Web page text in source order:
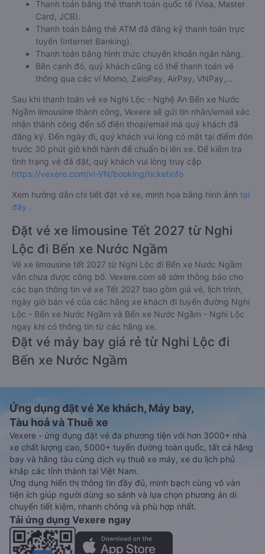
Thanh toán bằng thẻ thanh toán quốc tế (Visa, Master
Card, JCB).
Thanh toán bằng thẻ ATM đã đăng ký thanh toán trực
tuyến (Internet Banking).
Thanh toán bằng hình thức chuyển khoản ngân hàng.
Bên cạnh đó, quý khách cũng có thể thanh toán vé
thông qua các ví Momo, ZaloPay, AirPay, VNPay,…
Sau khi thanh toán vé xe Nghi Lộc - Nghệ An Bến xe Nước
Ngầm limousine thành công, Vexere sẽ gửi tin nhắn/email xác
nhận thành công đến số điện thoại/email mà quý khách đã
đăng ký. Đến ngày đi, quý khách vui lòng có mặt tại điểm đón
trước 30 phút giờ khởi hành để chuẩn bị lên xe. Để kiểm tra
tình trạng vé đã đặt, quý khách vui lòng truy cập
https://vexere.com/vi-VN/booking/ticketinfo
Xem hướng dẫn chi tiết đặt vé xe, minh họa bằng hình ảnh tại
đây .
Đặt vé xe limousine Tết 2027 từ Nghi
Lộc đi Bến xe Nước Ngầm
Vé xe limousine tết 2027 từ Nghi Lộc đi Bến xe Nước Ngầm
vẫn chưa được công bố. Vexere.com sẽ sớm thông báo cho
các bạn thông tin vé xe Tết 2027 bao gồm giá vé, lịch trình,
ngày giờ bán vé của các hãng xe khách đi tuyến đường Nghi
Lộc - Bến xe Nước Ngầm và Bến xe Nước Ngầm - Nghi Lộc
ngay khi có thông tin từ các hãng xe.
Đặt vé máy bay giá rẻ từ Nghi Lộc đi
Bến xe Nước Ngầm
Ứng dụng đặt vé Xe khách, Máy bay,
Tàu hoả và Thuê xe
Vexere - ứng dụng đặt vé đa phương tiện với hơn 3000+ nhà
xe chất lượng cao, 5000+ tuyến đường toàn quốc, tất cả hãng
bay và hãng tàu cùng dịch vụ thuê xe máy, xe du lịch phủ
khắp các tỉnh thành tại Việt Nam.
Ứng dụng hiển thị thông tin đầy đủ, minh bạch cùng vô vàn
tiện ích giúp người dùng so sánh và lựa chọn phương án di
chuyển tiết kiệm, nhanh chóng và phù hợp nhất.
Tải ứng dụng Vexere ngay